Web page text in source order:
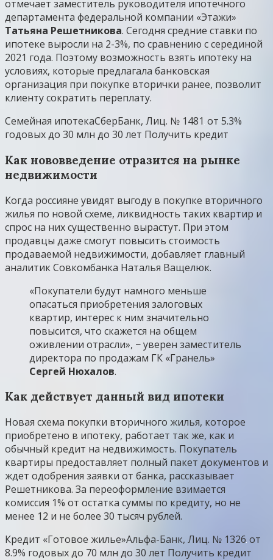
отмечает заместитель руководителя ипотечного
департамента федеральной компании «Этажи»
Татьяна Решетникова. Сегодня средние ставки по
ипотеке выросли на 2-3%, по сравнению с серединой
2021 года. Поэтому возможность взять ипотеку на
условиях, которые предлагала банковская
организация при покупке вторички ранее, позволит
клиенту сократить переплату.
Семейная ипотекаСберБанк, Лиц. № 1481 от 5.3%
годовых до 30 млн до 30 лет Получить кредит
Как нововведение отразится на рынке
недвижимости
Когда россияне увидят выгоду в покупке вторичного
жилья по новой схеме, ликвидность таких квартир и
спрос на них существенно вырастут. При этом
продавцы даже смогут повысить стоимость
продаваемой недвижимости, добавляет главный
аналитик Совкомбанка Наталья Ващелюк.
«Покупатели будут намного меньше
опасаться приобретения залоговых
квартир, интерес к ним значительно
повысится, что скажется на общем
оживлении отрасли», − уверен заместитель
директора по продажам ГК «Гранель»
Сергей Нюхалов.
Как действует данный вид ипотеки
Новая схема покупки вторичного жилья, которое
приобретено в ипотеку, работает так же, как и
обычный кредит на недвижимость. Покупатель
квартиры предоставляет полный пакет документов и
ждет одобрения заявки от банка, рассказывает
Решетникова. За переоформление взимается
комиссия 1% от остатка суммы по кредиту, но не
менее 12 и не более 30 тысяч рублей.
Кредит «Готовое жилье»Альфа-Банк, Лиц. № 1326 от
8.9% годовых до 70 млн до 30 лет Получить кредит